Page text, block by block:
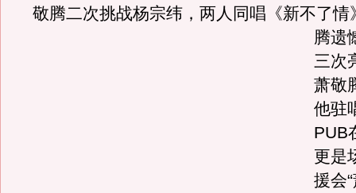
敬腾二次挑战杨宗纬，两人同唱《新不了情
腾遗
三次
萧敬
他驻
PUB
更是
援会